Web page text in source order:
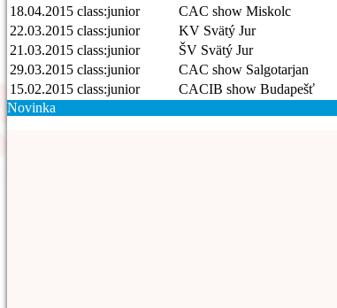
18.04.2015 class:junior CAC show Miskolc
22.03.2015 class:junior KV Svätý Jur
21.03.2015 class:junior ŠV Svätý Jur
29.03.2015 class:junior CAC show Salgotarjan
15.02.2015 class:junior CACIB show Budapešť
Novinka